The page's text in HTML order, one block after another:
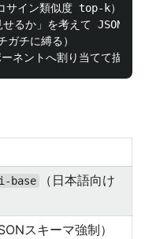
イン類似度 top-k）
るか」を考えて JSON を
チに縛る）
base
（日本語向け
スキーマ強制）